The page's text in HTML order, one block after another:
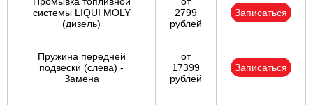
системы LIQUI MOLY
(дизель)
2799
рублей
Записаться
Пружина передней
подвески (слева) -
Замена
от
17399
рублей
Записаться